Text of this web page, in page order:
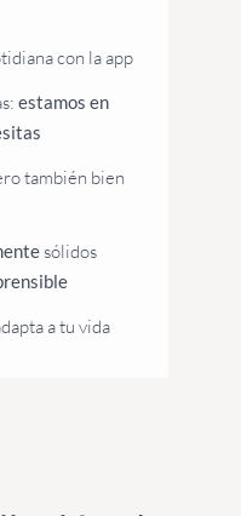
con la app
estamos en
también bien
sólidos
a tu vida